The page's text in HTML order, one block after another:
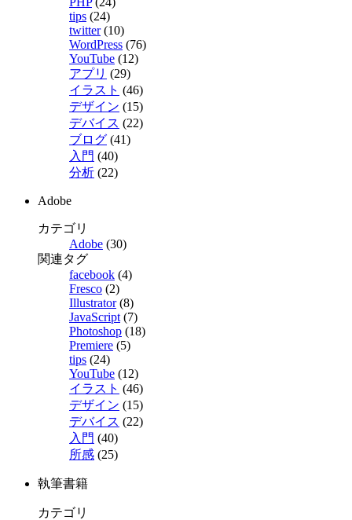
tips (24)
twitter(10)
WordPress (76)
YouTube (12)
アプリ (29)
イラスト (46)
デザイン (15)
デバイス (22)
ブログ (41)
入門 (40)
分析 (22)
Adobe
カテゴリ
Adobe (30)
関連タグ
facebook (4)
Fresco (2)
Illustrator(8)
JavaScript (7)
Photoshop (18)
Premiere (5)
tips (24)
YouTube (12)
イラスト (46)
デザイン (15)
デバイス (22)
入門 (40)
所感 (25)
執筆書籍
カテゴリ